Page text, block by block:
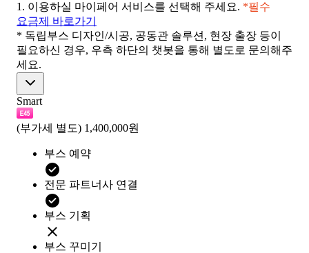
1. 이용하실 마이페어 서비스를 선택해 주세요. *필수
요금제 바로가기
* 독립부스 디자인/시공, 공동관 솔루션, 현장 출장 등이
필요하신 경우, 우측 하단의 챗봇을 통해 별도로 문의해주
세요.
Smart
(부가세 별도) 1,400,000원
부스 예약
전문 파트너사 연결
부스 기획
부스 꾸미기